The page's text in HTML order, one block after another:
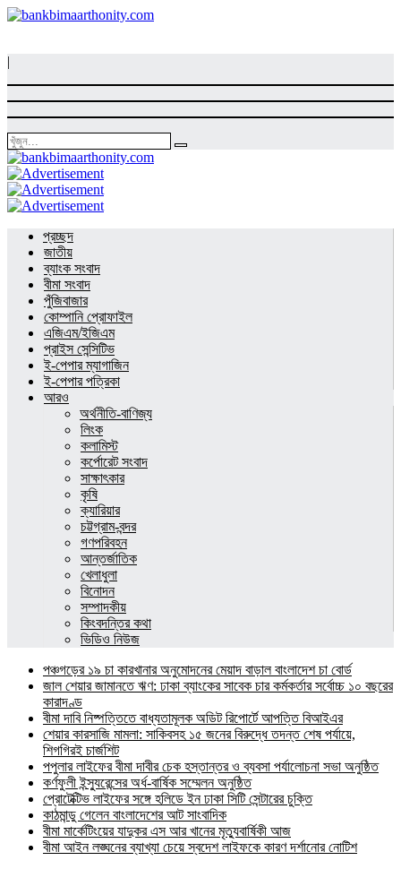
|
প্রচ্ছদ
জাতীয়
ব্যাংক সংবাদ
বীমা সংবাদ
পুঁজিবাজার
কোম্পানি প্রোফাইল
এজিএম/ইজিএম
প্রাইস সেন্সিটিভ
ই-পেপার ম্যাগাজিন
ই-পেপার পত্রিকা
আরও
অর্থনীতি-বাণিজ্য
লিংক
কলামিস্ট
কর্পোরেট সংবাদ
সাক্ষাৎকার
কৃষি
ক্যারিয়ার
চট্টগ্রাম-বন্দর
গণপরিবহন
আন্তর্জাতিক
খেলাধুলা
বিনোদন
সম্পাদকীয়
কিংবদন্তির কথা
ভিডিও নিউজ
পঞ্চগড়ের ১৯ চা কারখানার অনুমোদনের মেয়াদ বাড়াল বাংলাদেশ চা বোর্ড
জাল শেয়ার জামানতে ঋণ: ঢাকা ব্যাংকের সাবেক চার কর্মকর্তার সর্বোচ্চ ১০ বছরের
কারাদণ্ড
বীমা দাবি নিষ্পত্তিতে বাধ্যতামূলক অডিট রিপোর্টে আপত্তি বিআইএর
শেয়ার কারসাজি মামলা: সাকিবসহ ১৫ জনের বিরুদ্ধে তদন্ত শেষ পর্যায়ে,
শিগগিরই চার্জশিট
পপুলার লাইফের বীমা দাবীর চেক হস্তান্তর ও ব্যবসা পর্যালোচনা সভা অনুষ্ঠিত
কর্ণফুলী ইন্স্যুরেন্সের অর্ধ-বার্ষিক সম্মেলন অনুষ্ঠিত
প্রোটেক্টিভ লাইফের সঙ্গে হলিডে ইন ঢাকা সিটি সেন্টারের চুক্তি
কাঠমান্ডু গেলেন বাংলাদেশের আট সাংবাদিক
বীমা মার্কেটিংয়ের যাদুকর এস আর খানের মৃত্যুবার্ষিকী আজ
বীমা আইন লঙ্ঘনের ব্যাখ্যা চেয়ে স্বদেশ লাইফকে কারণ দর্শানোর নোটিশ